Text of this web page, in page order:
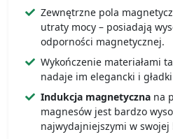
Zewnętrzne pola
utraty mocy – posiadają
odporności magnetycznej.
Wykończenie materiałami
nadaje im elegancki i
Indukcja magnetyczna na
magnesów jest bardzo
najwydajniejszymi w swojej